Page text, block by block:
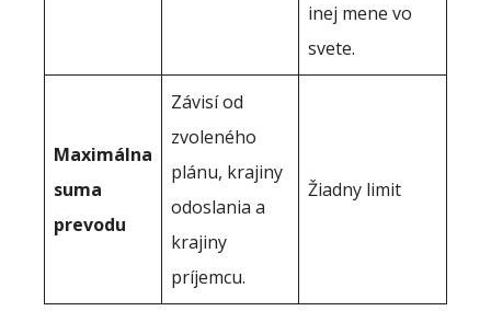
inej mene vo
svete.
Maximálna
suma
prevodu
Závisí od
zvoleného
plánu, krajiny
odoslania a
krajiny
príjemcu.
Žiadny limit